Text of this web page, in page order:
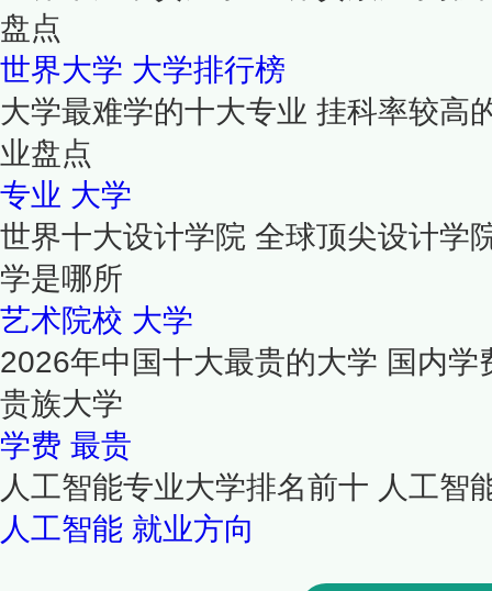
盘点
世界大学 大学排行榜
大学最难学的十大专业 挂科率较高
业盘点
专业 大学
世界十大设计学院 全球顶尖设计学
学是哪所
艺术院校 大学
2026年中国十大最贵的大学 国内
贵族大学
学费 最贵
人工智能专业大学排名前十 人工智
人工智能 就业方向